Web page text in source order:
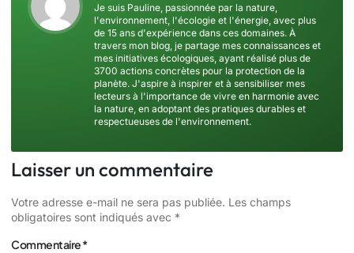
Je suis Pauline, passionnée par la nature,
l'environnement, l'écologie et l'énergie, avec plus
de 15 ans d'expérience dans ces domaines. À
travers mon blog, je partage mes connaissances et
mes initiatives écologiques, ayant réalisé plus de
3700 actions concrètes pour la protection de la
planète. J'aspire à inspirer et à sensibiliser mes
lecteurs à l'importance de vivre en harmonie avec
la nature, en adoptant des pratiques durables et
respectueuses de l'environnement.
Laisser un commentaire
Votre adresse e-mail ne sera pas publiée. Les champs
obligatoires sont indiqués avec *
Commentaire*